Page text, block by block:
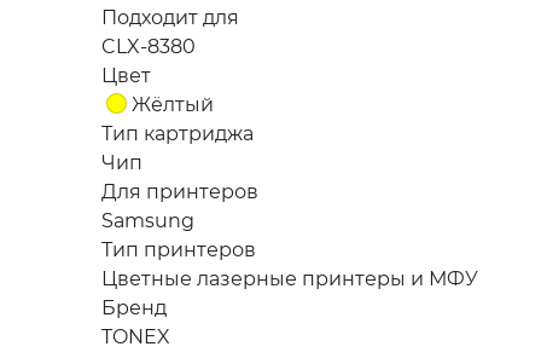
Подходит для
CLX-8380
Цвет
Жёлтый
Тип картриджа
Чип
Для принтеров
Samsung
Тип принтеров
Цветные лазерные принтеры и МФУ
Бренд
TONEX